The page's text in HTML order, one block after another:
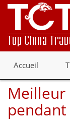
Accueil
Meilleur